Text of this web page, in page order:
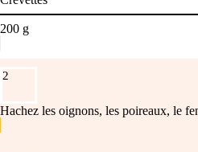
200 g
2
Hachez les oignons, les poireaux, le